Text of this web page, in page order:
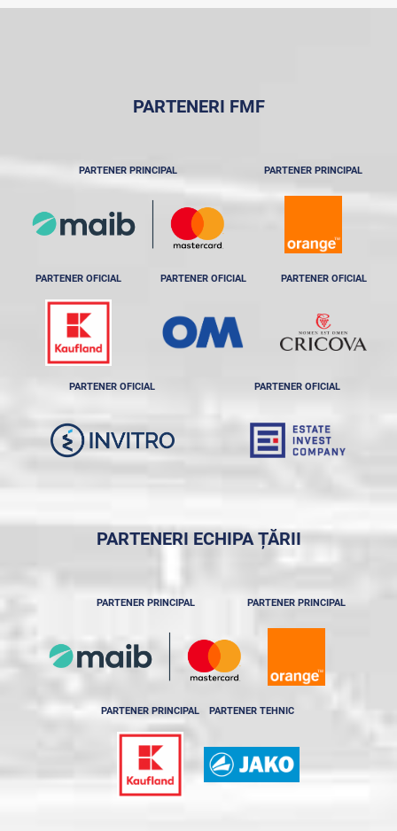
PARTENERI FMF
PARTENER PRINCIPAL PARTENER PRINCIPAL
PARTENER OFICIAL PARTENER OFICIAL PARTENER OFICIAL
PARTENER OFICIAL PARTENER OFICIAL
PARTENERI ECHIPA ȚĂRII
PARTENER PRINCIPAL PARTENER PRINCIPAL
PARTENER PRINCIPAL PARTENER TEHNIC